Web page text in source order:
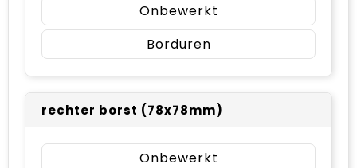
Onbewerkt
Borduren
rechter borst (78x78mm)
Onbewerkt